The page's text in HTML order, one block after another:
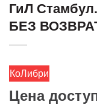
ГиЛ
БЕЗ
КоЛибри
Цена